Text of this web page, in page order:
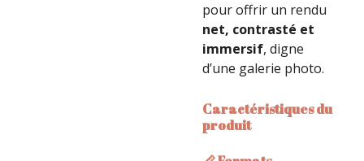
pour offrir un rendu
net, contrasté et
immersif, digne
d’une galerie photo.
Caractéristiques du
produit